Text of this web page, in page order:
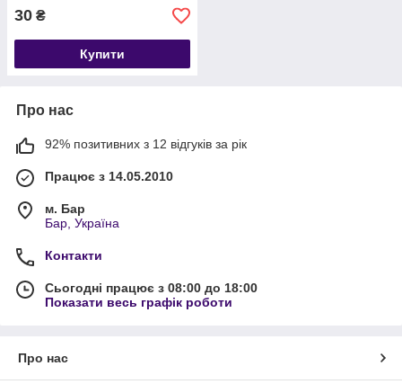
30 ₴
Купити
Про нас
92% позитивних з 12 відгуків за рік
Працює з 14.05.2010
м. Бар
Бар, Україна
Контакти
Сьогодні працює з 08:00 до 18:00
Показати весь графік роботи
Про нас